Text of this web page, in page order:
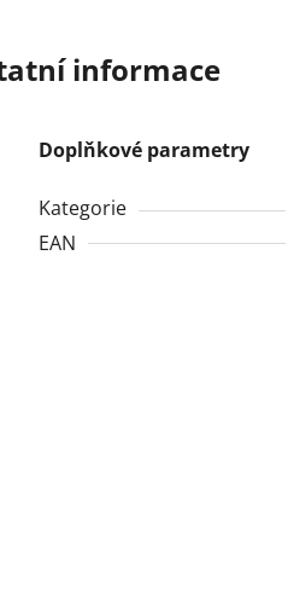
informace
Doplňkové parametry
Kategorie
EAN